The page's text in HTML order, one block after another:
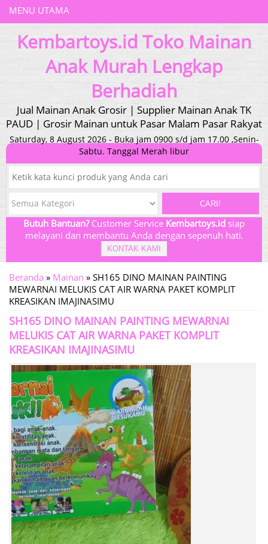
MENU UTAMA
Kembartoys.id Toko Mainan
Anak Murah Lengkap
Berhadiah
Jual Mainan Anak Grosir | Supplier Mainan Anak TK
PAUD | Grosir Mainan untuk Pasar Malam Pasar Rakyat
Saturday, 8 August 2026 - Buka jam 0900 s/d jam 17.00 ,Senin-
Sabtu. Tanggal Merah libur
CARI!
Butuh Bantuan?Customer Service Kembartoys.id siap
melayani dan membantu Anda dengan sepenuh hati.
KONTAK KAMI
Beranda » Mainan » SH165 DINO MAINAN PAINTING
MEWARNAI MELUKIS CAT AIR WARNA PAKET KOMPLIT
KREASIKAN IMAJINASIMU
SH165 DINO MAINAN PAINTING MEWARNAI
MELUKIS CAT AIR WARNA PAKET KOMPLIT
KREASIKAN IMAJINASIMU